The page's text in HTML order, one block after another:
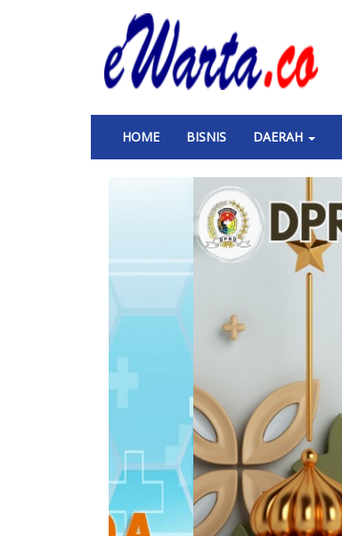
Main
navigation
HOME BISNIS DAERAH